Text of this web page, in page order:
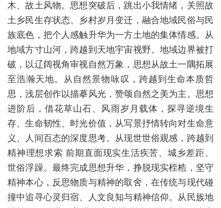
木、故土风物。思想突破后，跳出小我情绪，关照故
土乡民生存状态、乡村岁月变迁，融合地域民俗与民
族底色，把个人感触升华为一方土地的集体情感。从
地域方寸山河，跨越到天地宇宙视野。地域边界被打
破，以辽阔视角审视自然万象，思想从故土一隅拓展
至浩瀚天地。从自然景物咏叹，跨越到生命本质哲
思，浅层创作以描摹风光，赞颂自然之美为主。思想
进阶后，借花草山石、风雨岁月载体，探寻逆境生
存、生命韧性、时光价值，从写景抒情转向对生命意
义、人间百态的深度思考。从现世世俗观感，跨越到
精神理想求索 前期直面现实生活疾苦、城乡差距、
世俗浮躁。最终完成思想升华，挣脱现实桎梏，坚守
精神本心，反思物质与精神的取舍，在传统与现代碰
撞中追寻心灵归宿、人文良知与精神信仰。从民族地